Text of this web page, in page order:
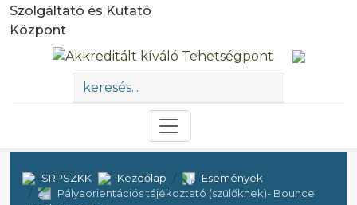
Szolgáltató és Kutató
Központ
SRPSZKK Kezdőlap
Események
Pályaorientációs tájékoztató (szülőknek)- Bounce